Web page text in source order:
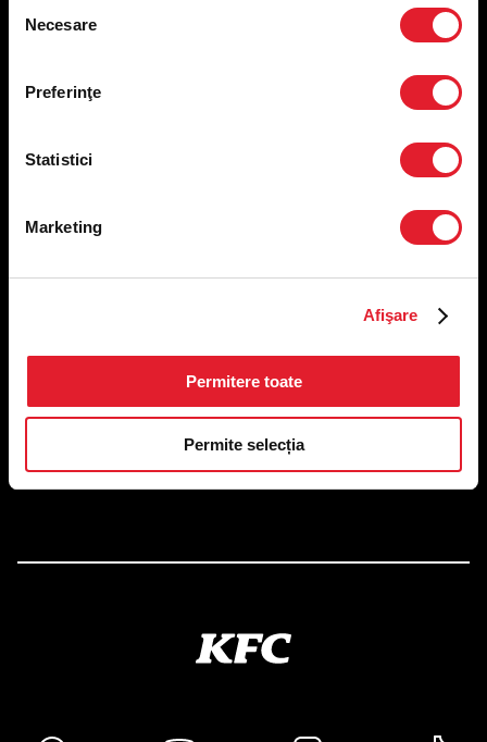
consimțământului
Necesare
Preferinţe
Statistici
Marketing
Afişare
Permitere toate
Permite selecția
Politica privind prelucrarea datelor
Preferințe cookies
Restaurante
Adresă sediu: Bucureşti Sectorul 1, Calea Dorobanţilor,
CAMERA 5, Etaj 2